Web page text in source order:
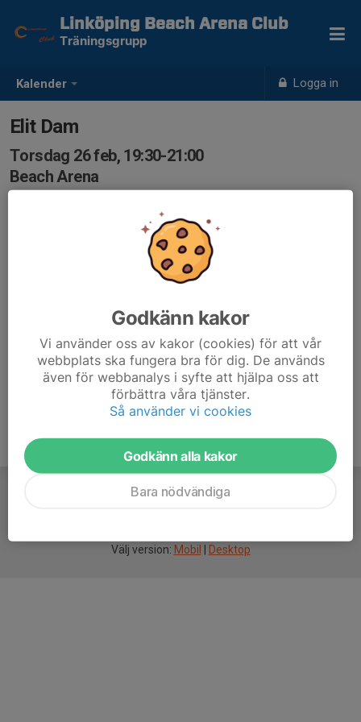
Kalender Logga in
Linköping Beach Arena Club
Träningsgrupp
Elit Dam
Torsdag 26 feb, 19:30-21:00
Beach Arena
Välj version: Mobil Desktop
Godkänn kakor
Vi använder oss av kakor (cookies) för att vår
webbplats ska fungera bra för dig. De används
även för webbanalys i syfte att hjälpa oss att
förbättra våra tjänster.
Så använder vi cookies
Godkänn alla kakor
Bara nödvändiga